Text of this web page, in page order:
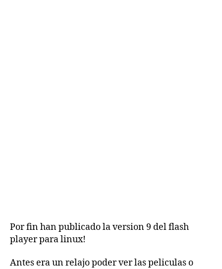
Por fin han publicado la version 9 del flash
player para linux!
Antes era un relajo poder ver las peliculas o